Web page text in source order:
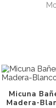
Micuna
Madera-